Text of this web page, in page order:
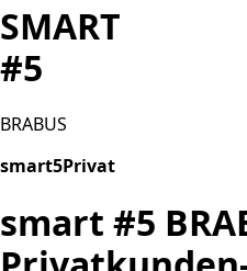
SMART
#5
BRABUS
smart5Privat
smart #5